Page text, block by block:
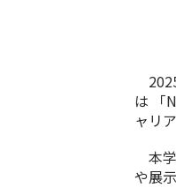
は 「
ャリ
本
や展